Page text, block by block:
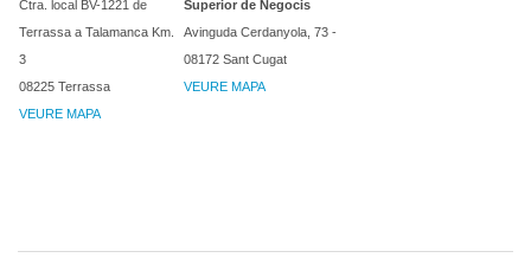
Ctra. local BV-1221 de
Terrassa a Talamanca Km.
3
08225 Terrassa
VEURE MAPA
Superior de Negocis
Avinguda Cerdanyola, 73 -
08172 Sant Cugat
VEURE MAPA